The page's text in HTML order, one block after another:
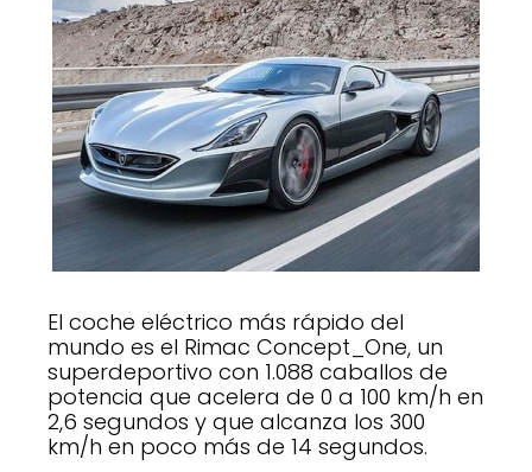
El coche eléctrico más rápido del
mundo es el Rimac Concept_One, un
superdeportivo con 1.088 caballos de
potencia que acelera de 0 a 100 km/h en
2,6 segundos y que alcanza los 300
km/h en poco más de 14 segundos.